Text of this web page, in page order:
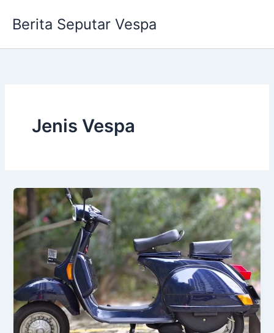
Berita Seputar Vespa
Jenis Vespa